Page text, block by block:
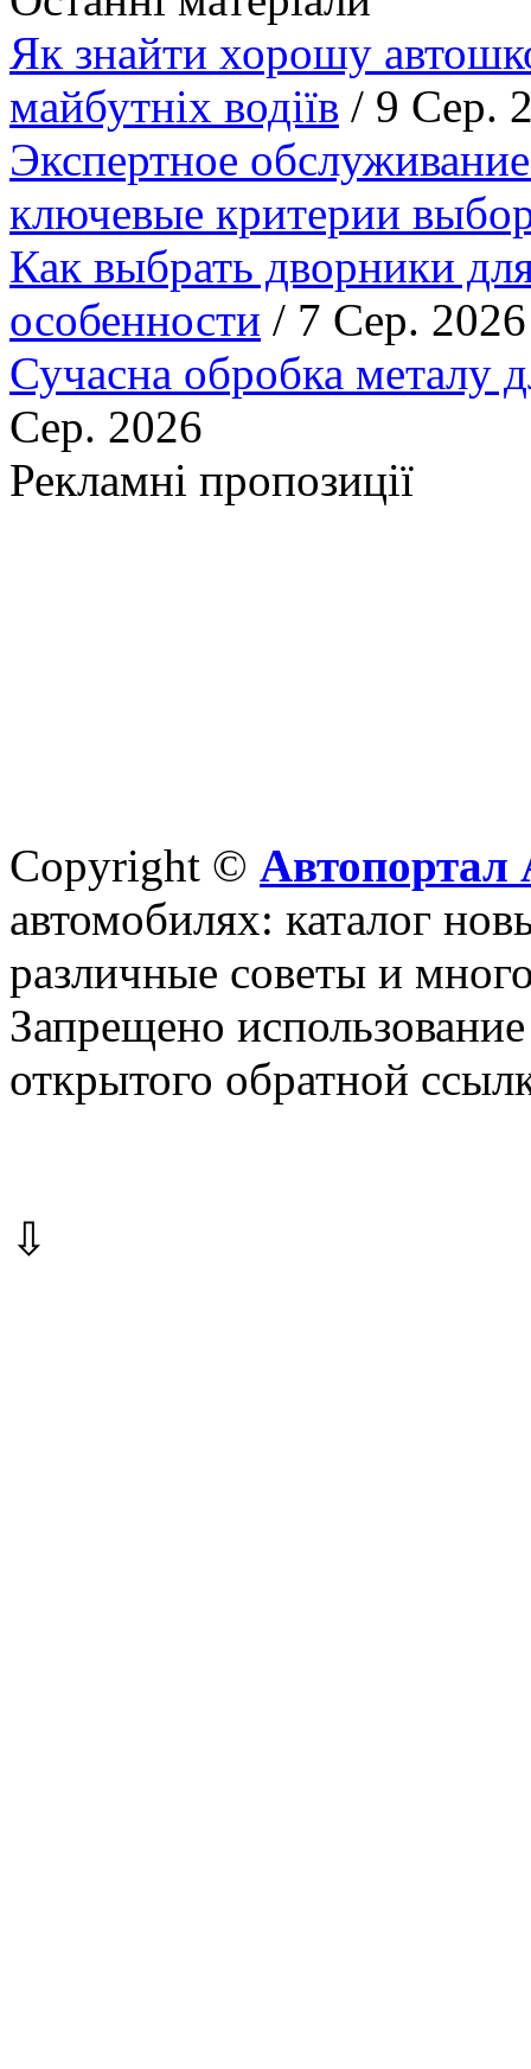
Як знайти хорошу
майбутніх водіїв / 9 Сер.
Экспертное
ключевые критерии
Как выбрать дворники
особенности / 7 Сер. 2026
Сучасна обробка металу
Сер. 2026
Рекламні пропозиції
Copyright © Автопортал
автомобилях: каталог
различные советы и
Запрещено
открытого обратной
⇩